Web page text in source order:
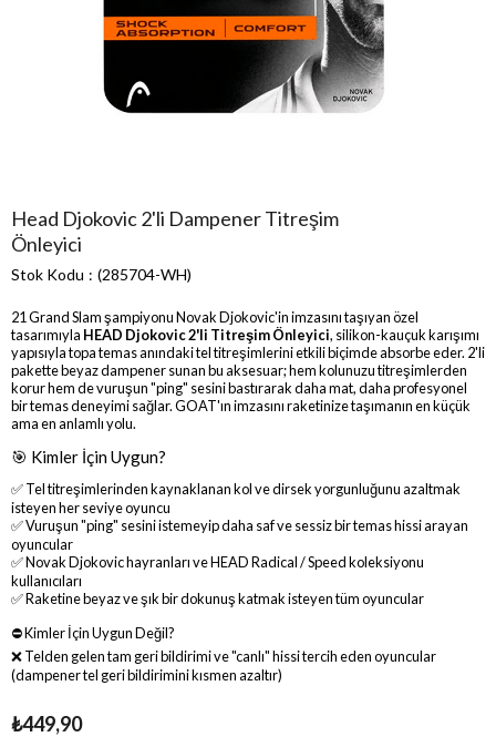
Head Djokovic 2'li Dampener Titreşim
Önleyici
Stok Kodu (285704-WH)
21 Grand Slam şampiyonu Novak Djokovic'in imzasını taşıyan özel
tasarımıyla HEAD Djokovic 2'li Titreşim Önleyici, silikon-kauçuk karışımı
yapısıyla topa temas anındaki tel titreşimlerini etkili biçimde absorbe eder. 2'li
pakette beyaz dampener sunan bu aksesuar; hem kolunuzu titreşimlerden
korur hem de vuruşun "ping" sesini bastırarak daha mat, daha profesyonel
bir temas deneyimi sağlar. GOAT'ın imzasını raketinize taşımanın en küçük
ama en anlamlı yolu.
🎯 Kimler İçin Uygun?
✅ Tel titreşimlerinden kaynaklanan kol ve dirsek yorgunluğunu azaltmak
isteyen her seviye oyuncu
✅ Vuruşun "ping" sesini istemeyip daha saf ve sessiz bir temas hissi arayan
oyuncular
✅ Novak Djokovic hayranları ve HEAD Radical / Speed koleksiyonu
kullanıcıları
✅ Raketine beyaz ve şık bir dokunuş katmak isteyen tüm oyuncular
⛔ Kimler İçin Uygun Değil?
❌ Telden gelen tam geri bildirimi ve "canlı" hissi tercih eden oyuncular
(dampener tel geri bildirimini kısmen azaltır)
₺449,90